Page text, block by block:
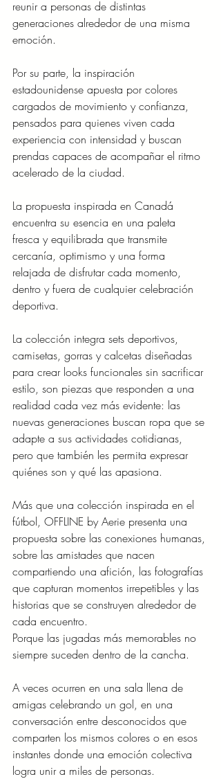
reunir a personas de distintas
generaciones alrededor de una misma
emoción.
Por su parte, la inspiración
estadounidense apuesta por colores
cargados de movimiento y confianza,
pensados para quienes viven cada
experiencia con intensidad y buscan
prendas capaces de acompañar el ritmo
acelerado de la ciudad.
La propuesta inspirada en Canadá
encuentra su esencia en una paleta
fresca y equilibrada que transmite
cercanía, optimismo y una forma
relajada de disfrutar cada momento,
dentro y fuera de cualquier celebración
deportiva.
La colección integra sets deportivos,
camisetas, gorras y calcetas diseñadas
para crear looks funcionales sin sacrificar
estilo, son piezas que responden a una
realidad cada vez más evidente: las
nuevas generaciones buscan ropa que se
adapte a sus actividades cotidianas,
pero que también les permita expresar
quiénes son y qué las apasiona.
Más que una colección inspirada en el
fútbol, OFFLINE by Aerie presenta una
propuesta sobre las conexiones humanas,
sobre las amistades que nacen
compartiendo una afición, las fotografías
que capturan momentos irrepetibles y las
historias que se construyen alrededor de
cada encuentro.
Porque las jugadas más memorables no
siempre suceden dentro de la cancha.
A veces ocurren en una sala llena de
amigas celebrando un gol, en una
conversación entre desconocidos que
comparten los mismos colores o en esos
instantes donde una emoción colectiva
logra unir a miles de personas.